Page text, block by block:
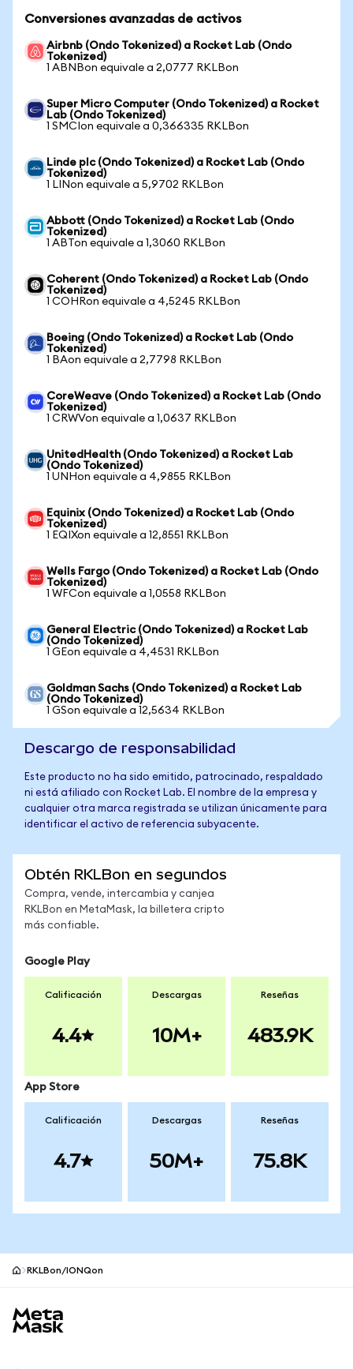
Conversiones avanzadas de activos
Airbnb (Ondo Tokenized) a Rocket Lab (Ondo
Tokenized)
1 ABNBon equivale a 2,0777 RKLBon
Super Micro Computer (Ondo Tokenized) a Rocket
Lab (Ondo Tokenized)
1 SMCIon equivale a 0,366335 RKLBon
Linde plc (Ondo Tokenized) a Rocket Lab (Ondo
Tokenized)
1 LINon equivale a 5,9702 RKLBon
Abbott (Ondo Tokenized) a Rocket Lab (Ondo
Tokenized)
1 ABTon equivale a 1,3060 RKLBon
Coherent (Ondo Tokenized) a Rocket Lab (Ondo
Tokenized)
1 COHRon equivale a 4,5245 RKLBon
Boeing (Ondo Tokenized) a Rocket Lab (Ondo
Tokenized)
1 BAon equivale a 2,7798 RKLBon
CoreWeave (Ondo Tokenized) a Rocket Lab (Ondo
Tokenized)
1 CRWVon equivale a 1,0637 RKLBon
UnitedHealth (Ondo Tokenized) a Rocket Lab
(Ondo Tokenized)
1 UNHon equivale a 4,9855 RKLBon
Equinix (Ondo Tokenized) a Rocket Lab (Ondo
Tokenized)
1 EQIXon equivale a 12,8551 RKLBon
Wells Fargo (Ondo Tokenized) a Rocket Lab (Ondo
Tokenized)
1 WFCon equivale a 1,0558 RKLBon
General Electric (Ondo Tokenized) a Rocket Lab
(Ondo Tokenized)
1 GEon equivale a 4,4531 RKLBon
Goldman Sachs (Ondo Tokenized) a Rocket Lab
(Ondo Tokenized)
1 GSon equivale a 12,5634 RKLBon
Descargo de responsabilidad
Este producto no ha sido emitido, patrocinado, respaldado
ni está afiliado con Rocket Lab. El nombre de la empresa y
cualquier otra marca registrada se utilizan únicamente para
identificar el activo de referencia subyacente.
Obtén RKLBon en segundos
Compra, vende, intercambia y canjea
RKLBon en MetaMask, la billetera cripto
más confiable.
Google Play
Calificación
4.4
Descargas
10M+
Reseñas
483.9K
App Store
Calificación
4.7
Descargas
50M+
Reseñas
75.8K
RKLBon/IONQon